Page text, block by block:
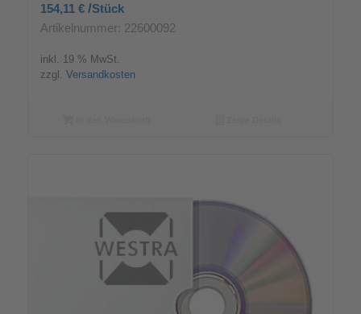
154,11 € /Stück
Artikelnummer: 22600092
inkl. 19 % MwSt.
zzgl. Versandkosten